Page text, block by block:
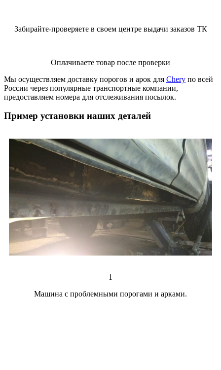
Забирайте-проверяете в своем центре выдачи заказов ТК
Оплачиваете товар после проверки
Мы осуществляем доставку порогов и арок для Chery по всей
России через популярные транспортные компании,
предоставляем номера для отслеживания посылок.
Пример установки наших деталей
1
Машина с проблемными порогами и арками.